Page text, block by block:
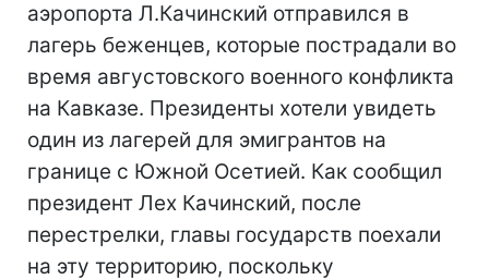
аэропорта Л.Качинский отправился в
лагерь беженцев, которые пострадали во
время августовского военного конфликта
на Кавказе. Президенты хотели увидеть
один из лагерей для эмигрантов на
границе с Южной Осетией. Как сообщил
президент Лех Качинский, после
перестрелки, главы государств поехали
на эту территорию, поскольку